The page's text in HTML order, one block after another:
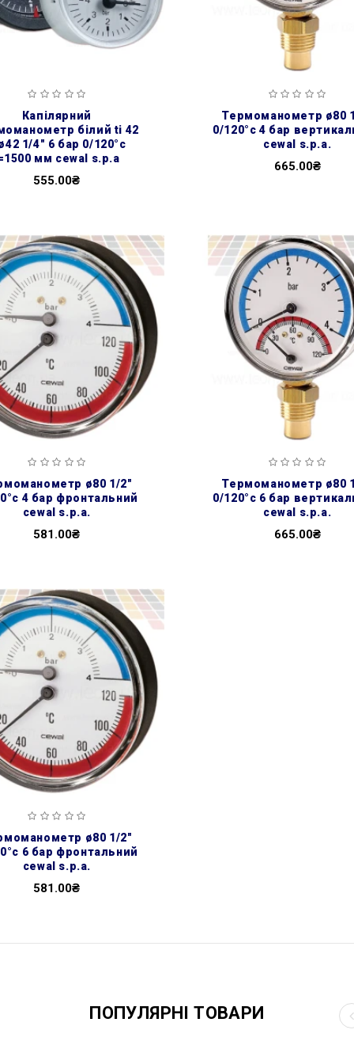
капілярний
білий ti 42
1/4″ 6 бар 0/120°с
мм cewal s.p.a
555.00₴
термоманометр ø80 1/2″
0/120°с 4 бар
cewal s.p.a.
665.00₴
4 бар фронтальний
cewal s.p.a.
581.00₴
термоманометр ø80 1/2″
0/120°с 6 бар
cewal s.p.a.
665.00₴
6 бар фронтальний
cewal s.p.a.
581.00₴
ПОПУЛЯРНІ ТОВАРИ